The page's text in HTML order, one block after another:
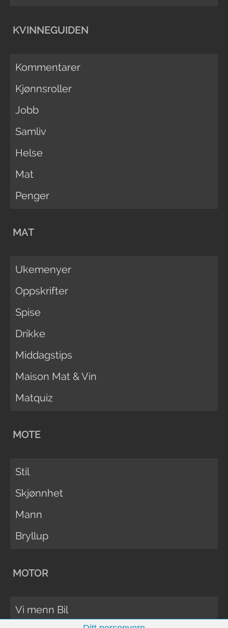
KVINNEGUIDEN
Kommentarer
Kjønnsroller
Jobb
Samliv
Helse
Mat
Penger
MAT
Ukemenyer
Oppskrifter
Spise
Drikke
Middagstips
Maison Mat & Vin
Matquiz
MOTE
Stil
Skjønnhet
Mann
Bryllup
MOTOR
Vi menn Bil